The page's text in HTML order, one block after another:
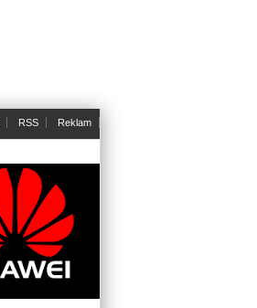
RSS Reklam